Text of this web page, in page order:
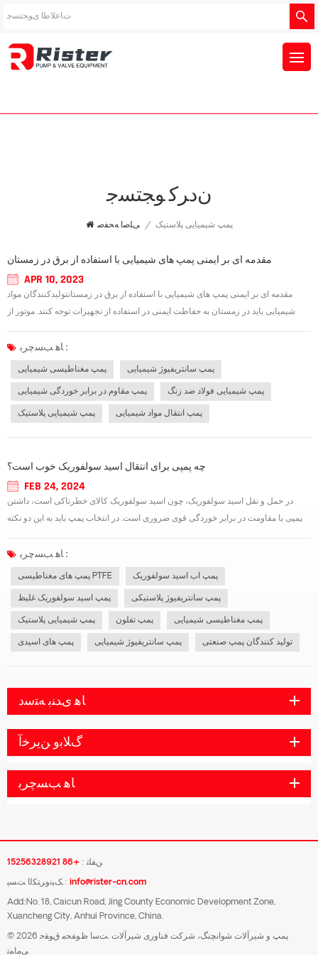
ﻥﺩﺮﮐ ﻮﺠﺘﺴﺟ
ﯽﻠﺻﺍ ﻪﺤﻔﺻ / پمپ شیمیایی پلاستیک
مقدمه ای بر ایمنی پمپ های شیمیایی با استفاده از برق در زمستان
APR 10, 2023
مقدمه ای بر ایمنی پمپ های شیمیایی با استفاده از برق در زمستانتولیدکنندگان مواد
شیمیایی باید در زمستان به حفاظت ایمنی در استفاده از تجهیزات توجه کنند. موتور از
ﺎﻫ ﺐﺴﭼﺮﺑ :
پمپ مغناطیسی شیمیایی پمپ سانتریفیوژ شیمیایی
پمپ مقاوم در برابر خوردگی شیمیایی پمپ شیمیایی فولاد ضد زنگ
پمپ شیمیایی پلاستیک پمپ انتقال مواد شیمیایی
چه پمپی برای انتقال اسید سولفوریک خوب است؟
FEB 24, 2024
در حمل و نقل اسید سولفوریک، چون اسید سولفوریک کالای خطرناکی است، داشتن
پمپی با مقاومت در برابر خوردگی قوی ضروری است. در انتخاب پمپ باید به این دو نکته
ﺎﻫ ﺐﺴﭼﺮﺑ :
پمپ های مغناطیسی PTFE پمپ اب اسید سولفوریک
پمپ اسید سولفوریک غلیظ پمپ سانتریفیوژ پلاستیکی
پمپ شیمیایی پلاستیک پمپ تفلون پمپ مغناطیسی شیمیایی
پمپ های اسیدی پمپ سانتریفیوژ شیمیایی تولید کنندگان پمپ صنعتی
ﺎﻫ ﯼﺪﻨﺑ ﻪﺘﺳﺩ
ﮒﻼ ﺑﻭ ﻦﯾﺮﺧﺁ
ﺎﻫ ﺐﺴﭼﺮﺑ
ﻦﻔﻠﺗ : +86 15256328921
ﮏﯿﻧﻭﺮﺘﮑﻟﺍ ﺖﺴﭘ : info@rister-cn.com
Add:No. 18, Caicun Road, Jing County Economic Development Zone,
Xuancheng City, Anhui Province, China.
© 2026 پمپ و شیرآلات شوانچنگ، شرکت فناوری شیرآلات .ﺖﺳﺍ ﻅﻮﻔﺤﻣ ﻕﻮﻘﺣ
ﯽﻣﺎﻤﺗ